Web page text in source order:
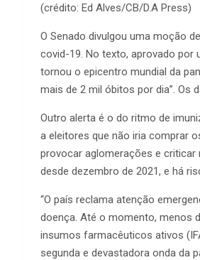
(crédito: Ed Alves/CB/D.A Press)
O Senado divulgou uma moção
covid-19. No texto, aprovado por
tornou o epicentro mundial da
mais de 2 mil óbitos por dia”. Os
Outro alerta é o do ritmo de
a eleitores que não iria comprar
provocar aglomerações e
desde dezembro de 2021, e há
“O país reclama atenção
doença. Até o momento, menos
insumos farmacêuticos ativos
segunda e devastadora onda da